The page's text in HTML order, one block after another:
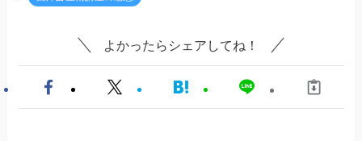
よかったらシェアしてね！